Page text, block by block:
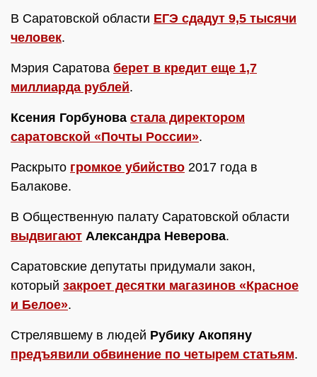
В Саратовской области ЕГЭ сдадут 9,5 тысячи
человек.
Мэрия Саратова берет в кредит еще 1,7
миллиарда рублей.
Ксения Горбунова стала директором
саратовской «Почты России».
Раскрыто громкое убийство 2017 года в
Балакове.
В Общественную палату Саратовской области
выдвигают Александра Неверова.
Саратовские депутаты придумали закон,
который закроет десятки магазинов «Красное
и Белое».
Стрелявшему в людей Рубику Акопяну
предъявили обвинение по четырем статьям.